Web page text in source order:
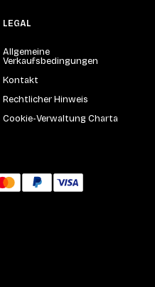
LEGAL
Allgemeine
Verkaufsbedingungen
Kontakt
Rechtlicher Hinweis
Cookie-Verwaltung Charta